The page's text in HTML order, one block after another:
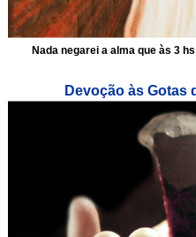
Nada negarei a alma que às 3
Devoção às Gotas